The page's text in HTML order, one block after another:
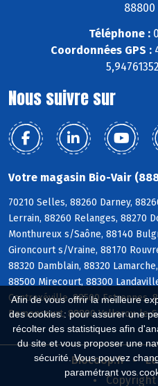
Afin de vous offrir la meilleure
des cookies : pour assurer une
récolter des statistiques afin
du site et vous proposer une
sécurité. Vous pouvez
paramétrant vos
Téléphone :
Coordonnées GPS :
Nous suivre sur
Votre magasin Bio-Vair
70210 Selles, 88260 Darney,
Lerrain, 88260 Relanges, 88270
Monthureux s/Saône, 88140
Gironcourt s/Vraine, 88170
88320 Damblain, 88320
88500 Mirecourt, 88300
Contrexéville, 88500 Estrennes,
Remoncourt, 88800 Valleroy-le-
Biocoop.fr
Copyright